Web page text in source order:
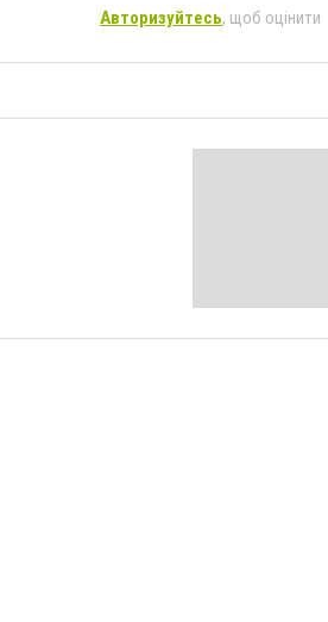
Авторизуйтесь, щоб оцінити